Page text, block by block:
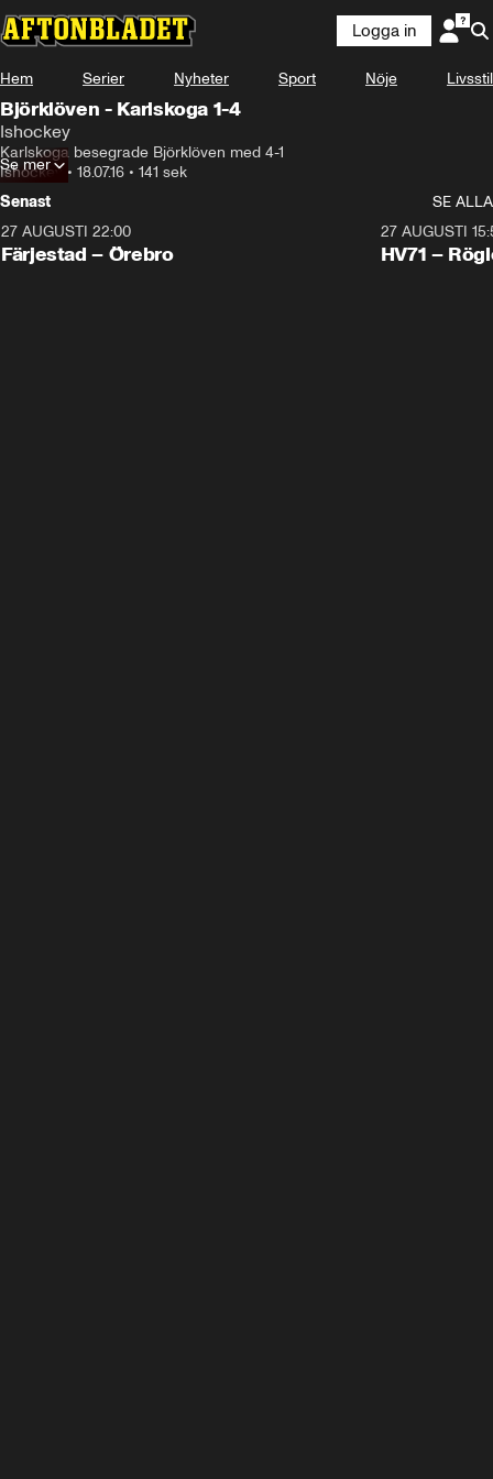
Logga in
Hem Serier Nyheter Sport Nöje Livsstil
Björklöven - Karlskoga 1-4
Ishockey
Karlskoga besegrade Björklöven med 4-1
Ishockey• 18.07.16 • 141 sek
Se mer
Senast
SE ALLA
Plus
27 AUGUSTI 22:00
Färjestad – Örebro
Plus
27 AUGUSTI
HV71 –